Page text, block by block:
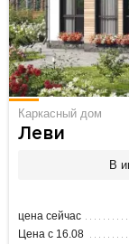
Каркасный дом
Леви
В
цена сейчас
Цена с 16.08